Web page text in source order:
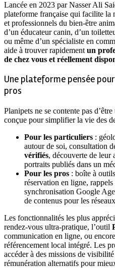
Lancée en 2023 par Nasser Ali
plateforme française qui facilite la
et professionnels du bien-être
d’un éducateur canin, d’un
ou même d’un spécialiste en
aide à trouver rapidement un
de chez vous et réellement
Une plateforme pensée
pros
Planipets ne se contente pas
conçue pour simplifier la vie des
Pour les particuliers :
autour de soi, consultation
vérifiés, découverte de leur
portraits publiés dans un
Pour les pros : boîte à
réservation en ligne,
synchronisation Google
de contenus pour les
Les fonctionnalités les plus
rendez-vous ultra-pratique, l’outil
communication en ligne, ou encore
référencement local intégré. Les
accéder à des missions de
rémunération alternatifs pour